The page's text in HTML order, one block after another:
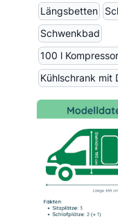
Längsbetten
Schwenkbad
100 l
Kühlschrank mit